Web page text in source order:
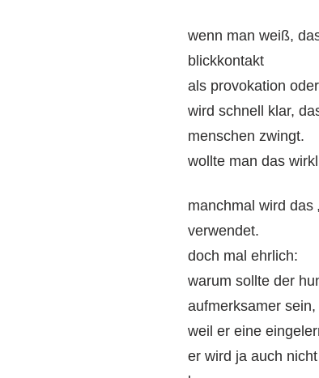
wenn man weiß,
blickkontakt
als provokation
wird schnell klar,
menschen zwingt.
wollte man das
manchmal wird das
verwendet.
doch mal ehrlich:
warum sollte der
aufmerksamer sein,
weil er eine
er wird ja auch